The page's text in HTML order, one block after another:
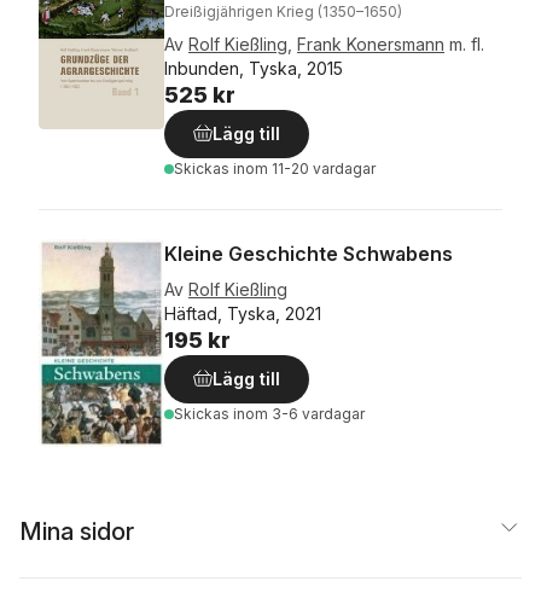
Dreißigjährigen Krieg (1350–1650)
Av Rolf Kießling Frank Konersmann m. fl.
Inbunden, Tyska, 2015
525 kr
Lägg till
Skickas inom 11-20 vardagar
Kleine Geschichte Schwabens
Av Rolf Kießling
Häftad, Tyska, 2021
195 kr
Lägg till
Skickas inom 3-6 vardagar
Mina sidor